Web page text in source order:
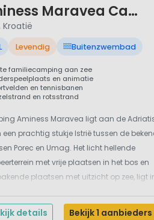
Aminess Maravea Camping Resort
Kroatië
Levendig Buitenzwembad
familiecamping aan zee
en animatie
en tennisbanen
en rotsstrand
Aminess Maravea ligt aan de
een prachtig stukje Istrië tussen de
Porec en Umag. Het licht hellende
met vrije plaatsen in het bos en
plaatsen met uitzicht op zee, ligt
(met eigen zwembad) liggen aan de
details Bekijk 1 aanbieders